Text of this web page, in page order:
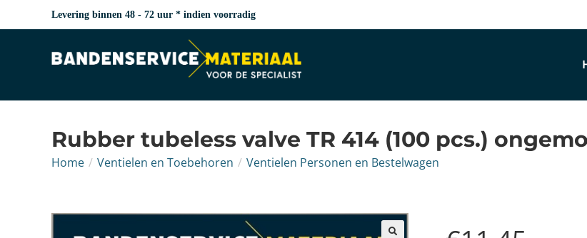
Levering binnen 48 - 72 uur * indien voorradig
Rubber tubeless valve TR 414 (100 pcs.)
Home / Ventielen en Toebehoren / Ventielen Personen en Bestelwagen